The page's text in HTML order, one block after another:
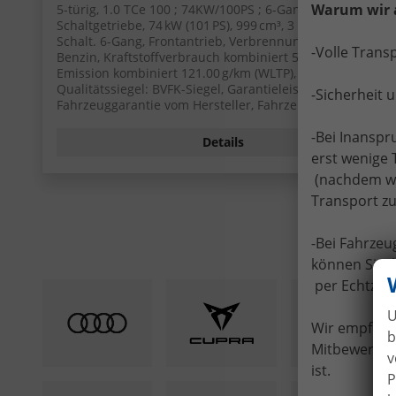
5-türig, 1.0 TCe 100 ; 74KW/100PS ; 6-Gang-
Schaltgetriebe, 74 kW (101 PS), 999 cm³, 3 Zylinder,
Schalt. 6-Gang, Frontantrieb, Verbrennungsmotor (ICE),
Benzin, Kraftstoffverbrauch kombiniert 5,3 (WLTP), CO₂-
Emission kombiniert 121.00 g/km (WLTP), CO₂-Klasse D,
Qualitätssiegel: BVFK-Siegel, Garantieleistung:
Fahrzeuggarantie vom Hersteller, Fahrzeugnr.: 52279
Details
Warum wir
-Volle
-Sicherheit
-Bei
erst wenige
(nachdem
Transport
-Bei
können Sie
per
Wir
ist.